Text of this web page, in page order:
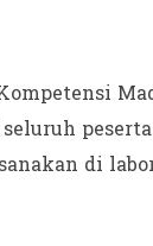
seluruh
di